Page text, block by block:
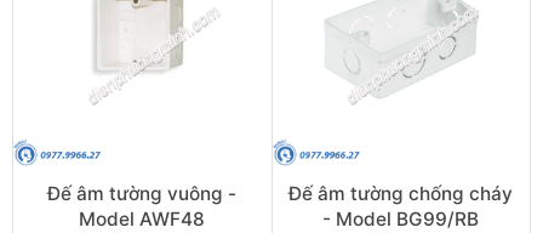
Đế âm tường vuông -
Model AWF48
Đế âm tường chống cháy
- Model BG99/RB